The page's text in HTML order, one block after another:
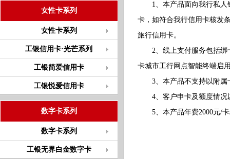
女性卡系列
女性卡系列
工银信用卡·光芒系列
工银简爱信用卡
工银悦爱信用卡
数字卡系列
数字卡系列
工银无界白金数字卡
1、本产品面向我行私人
卡，如符合我行信用卡核发
旅行信用卡。
2、线上支付服务包括绑
卡城市工行网点智能终端启
3、本产品不支持以附属
4、客户申卡及额度情况
5、本产品年费2000元/卡/